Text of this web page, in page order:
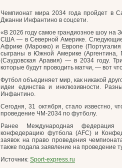
Чемпионат мира 2034 года пройдет в
Джанни Инфантино в соцсети.
«В 2026 году самое грандиозное шоу на
США — в Северной Америке. Следующие
Африке (Марокко) и Европе
сыграны в Южной Америке (Аргентина,
(Саудовская Аравия) — в 2034 году.
которые будут проводить матчи, — вот
Футбол объединяет мир, как никакой
идеи единства и инклюзивности.
Инфантино.
Сегодня, 31 октября, стало известно,
проведение ЧМ-2034 по футболу.
Ранее Международная федерация
конфедерацию футбола (AFC) и
заявок на право проведения
также подала заявление на проведение
Источник: Sport-express.ru